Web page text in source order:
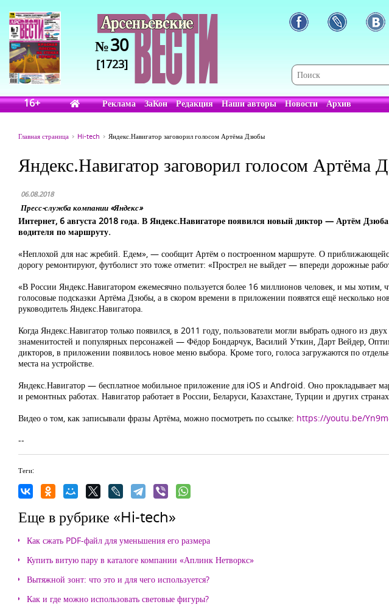
№30
[1723]
16+ Реклама ЗаКон Редакция Наши авторы Новости Архив
Главная страница Hi-tech Яндекс.Навигатор заговорил голосом Артёма Дзюбы
Яндекс.Навигатор заговорил голосом Артёма
06.08.2018
Пресс-служба компании «Яндекс»
Интернет, 6 августа 2018 года. В Яндекс.Навигаторе появился новый диктор — Артём
водителя по маршруту.
«Неплохой для нас жребий. Едем», — сообщит Артём о построенном маршруте. О
дорогу ремонтируют, футболист это тоже отметит: «Прострел не выйдет — впереди дорожные
«В России Яндекс.Навигатором ежемесячно пользуется более 16 миллионов человек, и мы
голосовые подсказки Артёма Дзюбы, а в скором времени в приложении появятся ещё несколько
руководитель Яндекс.Навигатора.
Когда Яндекс.Навигатор только появился, в 2011 году, пользователи могли выбрать одного из
знаменитостей и популярных персонажей — Фёдор Бондарчук, Василий Уткин, Дарт Вейдер,
дикторов, в приложении появилось новое меню выбора. Кроме того, голоса загружаются по
места на устройстве.
Яндекс.Навигатор — бесплатное мобильное приложение для iOS и Android. Оно прокладывает
и ремонтных работах. Навигатор работает в России, Беларуси, Казахстане, Турции и других
Видео о том, как записывали фразы Артёма, можно посмотреть по ссылке: https://youtu.be/
--
Теги:
Еще в рубрике «Hi-tech»
Как сжать PDF-файл для уменьшения его размера
Купить витую пару в каталоге компании «Аплинк Нетворкс»
Вытяжной зонт: что это и для чего используется?
Как и где можно использовать световые фигуры?